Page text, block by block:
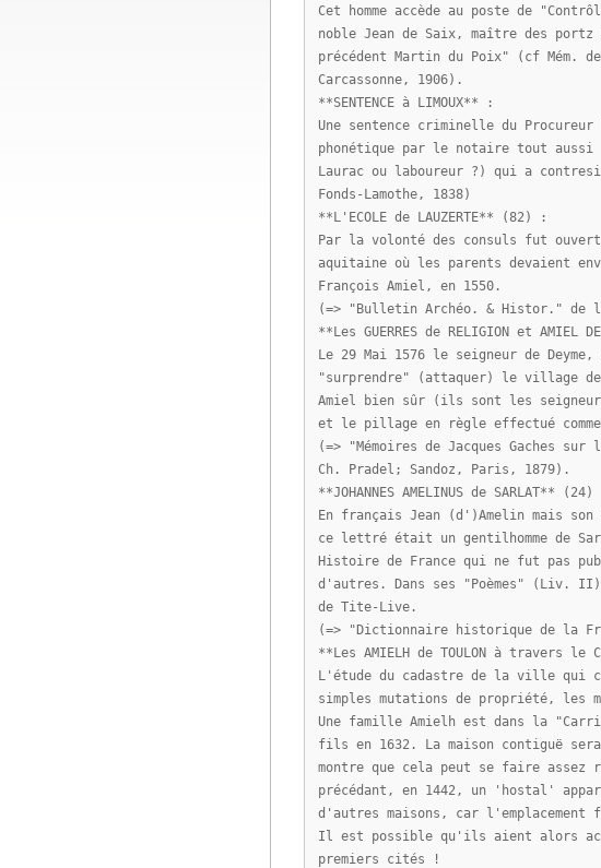
Cet homme accède au poste de
noble Jean de Saix, maître des portz
précédent Martin du Poix" (cf Mém.
Carcassonne, 1906).
**SENTENCE à LIMOUX** :
Une sentence criminelle du
phonétique par le notaire tout aussi
Laurac ou laboureur ?) qui a
Fonds-Lamothe, 1838)
**L'ECOLE de LAUZERTE** (82) :
Par la volonté des consuls fut
aquitaine où les parents devaient
François Amiel, en 1550.
(=> "Bulletin Archéo. & Histor." de la
**Les GUERRES de RELIGION et AMIEL
Le 29 Mai 1576 le seigneur de
"surprendre" (attaquer) le village
Amiel bien sûr (ils sont les
et le pillage en règle effectué
(=> "Mémoires de Jacques Gaches
Ch. Pradel; Sandoz, Paris, 1879).
**JOHANNES AMELINUS de SARLAT** (24)
En français Jean (d')Amelin mais
ce lettré était un gentilhomme de
Histoire de France qui ne fut pas
d'autres. Dans ses "Poèmes" (Liv.
de Tite-Live.
(=> "Dictionnaire historique de la
**Les AMIELH de TOULON à travers le
L'étude du cadastre de la ville qui
simples mutations de propriété, les
Une famille Amielh est dans la
fils en 1632. La maison contiguë
montre que cela peut se faire assez
précédant, en 1442, un 'hostal'
d'autres maisons, car
Il est possible qu'ils aient alors
premiers cités !